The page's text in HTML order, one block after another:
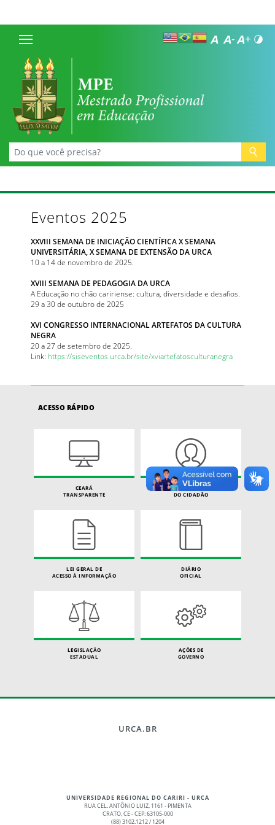
Eventos 2025
XXVIII SEMANA DE INICIAÇÃO CIENTÍFICA X SEMANA
UNIVERSITÁRIA, X SEMANA DE EXTENSÃO DA URCA
10 a 14 de novembro de 2025.
XVIII SEMANA DE PEDAGOGIA DA URCA
A Educação no chão caririense: cultura, diversidade e desafios.
29 a 30 de outubro de 2025
XVI CONGRESSO INTERNACIONAL ARTEFATOS DA CULTURA
NEGRA
20 a 27 de setembro de 2025.
Link: https://siseventos.urca.br/site/xviartefatosculturanegra
ACESSO RÁPIDO
CEARÁ
TRANSPARENTE
CARTA DE SERVIÇOS
DO CIDADÃO
LEI GERAL DE
ACESSO À INFORMAÇÃO
DIÁRIO
OFICIAL
LEGISLAÇÃO
ESTADUAL
AÇÕES DE
GOVERNO
URCA.BR
UNIVERSIDADE REGIONAL DO CARIRI - URCA
RUA CEL. ANTÔNIO LUIZ, 1161 - PIMENTA
CRATO, CE - CEP: 63105-000
(88) 3102.1212 / 1204